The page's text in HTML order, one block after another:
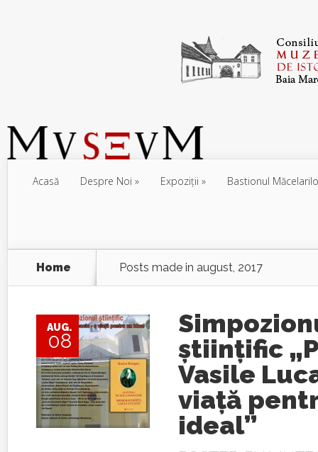
Acasă Despre Noi Expoziţii Bastionul
Home Posts made in august, 2017
AUG.
08
ştiinţific
Vasile
viaţă
ideal”